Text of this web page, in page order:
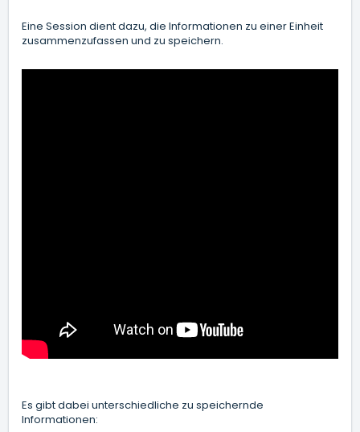
Eine Session dient dazu, die Informationen zu einer Einheit
zusammenzufassen und zu speichern.
Es gibt dabei unterschiedliche zu speichernde
Informationen: